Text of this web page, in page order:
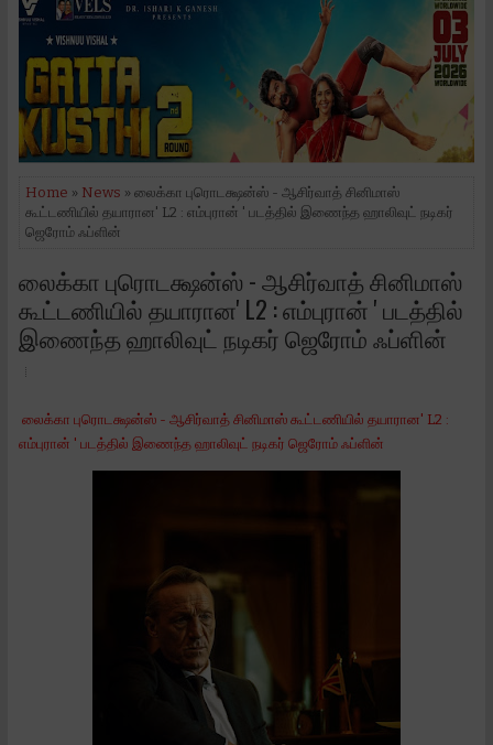
Home » News » லைக்கா புரொடக்ஷன்ஸ் - ஆசிர்வாத் சினிமாஸ்
கூட்டணியில் தயாரான' L2 : எம்புரான் ' படத்தில் இணைந்த ஹாலிவுட் நடிகர்
ஜெரோம் ஃப்ளின்
லைக்கா புரொடக்ஷன்ஸ் - ஆசிர்வாத் சினிமாஸ்
கூட்டணியில் தயாரான' L2 : எம்புரான் ' படத்தில்
இணைந்த ஹாலிவுட் நடிகர் ஜெரோம் ஃப்ளின்
லைக்கா புரொடக்ஷன்ஸ் - ஆசிர்வாத் சினிமாஸ் கூட்டணியில் தயாரான' L2 :
எம்புரான் ' படத்தில் இணைந்த ஹாலிவுட் நடிகர் ஜெரோம் ஃப்ளின்